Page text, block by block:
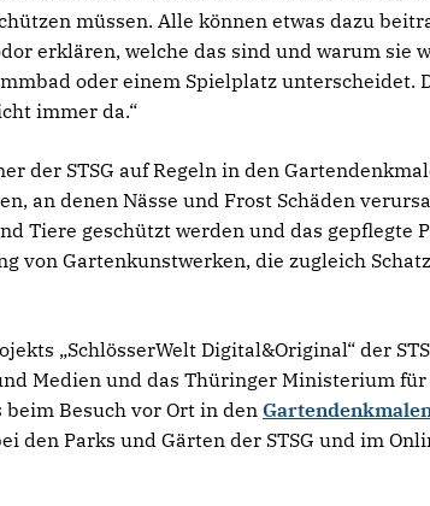
müssen. Alle können etwas dazu
erklären, welche das sind und warum sie
oder einem Spielplatz unterscheidet.
immer da.“
der STSG auf Regeln in den
an denen Nässe und Frost Schäden
Tiere geschützt werden und das
von Gartenkunstwerken, die zugleich
„SchlösserWelt Digital&Original“ der
Medien und das Thüringer Ministerium
Besuch vor Ort in den
den Parks und Gärten der STSG und im